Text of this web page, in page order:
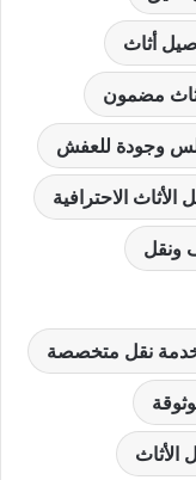
أثاث
مضمون
وجودة للعفش
الاحترافية
ونقل
نقل متخصصة
الأثاث